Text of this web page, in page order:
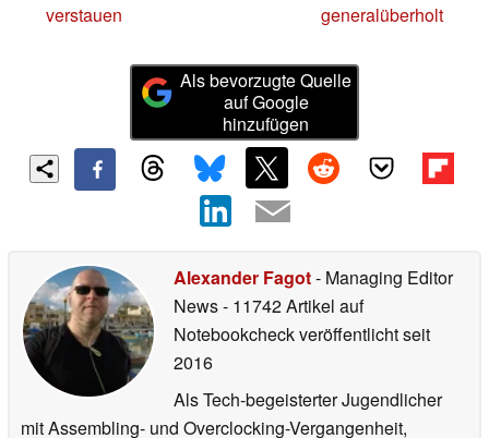
verstauen
generalüberholt
Als bevorzugte Quelle
auf Google
hinzufügen
Alexander Fagot- Managing Editor
News- 11742 Artikel auf
Notebookcheck veröffentlichtseit
2016
Als Tech-begeisterter Jugendlicher
mit Assembling- und Overclocking-Vergangenheit,